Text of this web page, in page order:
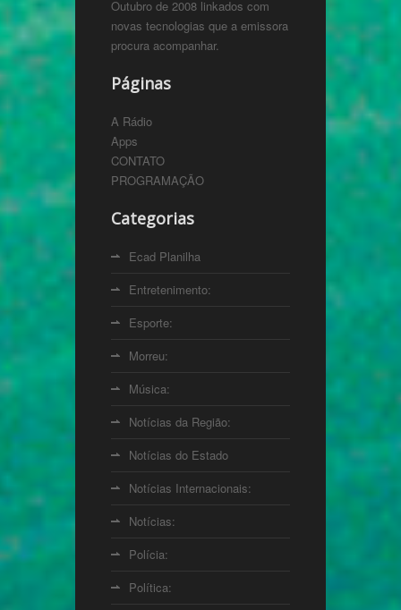
Outubro de 2008 linkados com
novas tecnologias que a emissora
procura acompanhar.
Páginas
A Rádio
Apps
CONTATO
PROGRAMAÇÃO
Categorias
Ecad Planilha
Entretenimento:
Esporte:
Morreu:
Música:
Notícias da Região:
Notícias do Estado
Notícias Internacionais:
Notícias:
Polícia:
Política: